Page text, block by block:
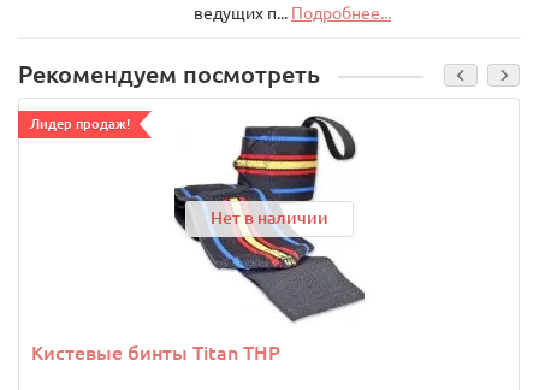
border-
box;
background-
114,
ведущих п... Подробнее...
Рекомендуем посмотреть
Лидер продаж!
Нет в наличии
Кистевые бинты Titan THP